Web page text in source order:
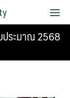
ประมาณ 2568